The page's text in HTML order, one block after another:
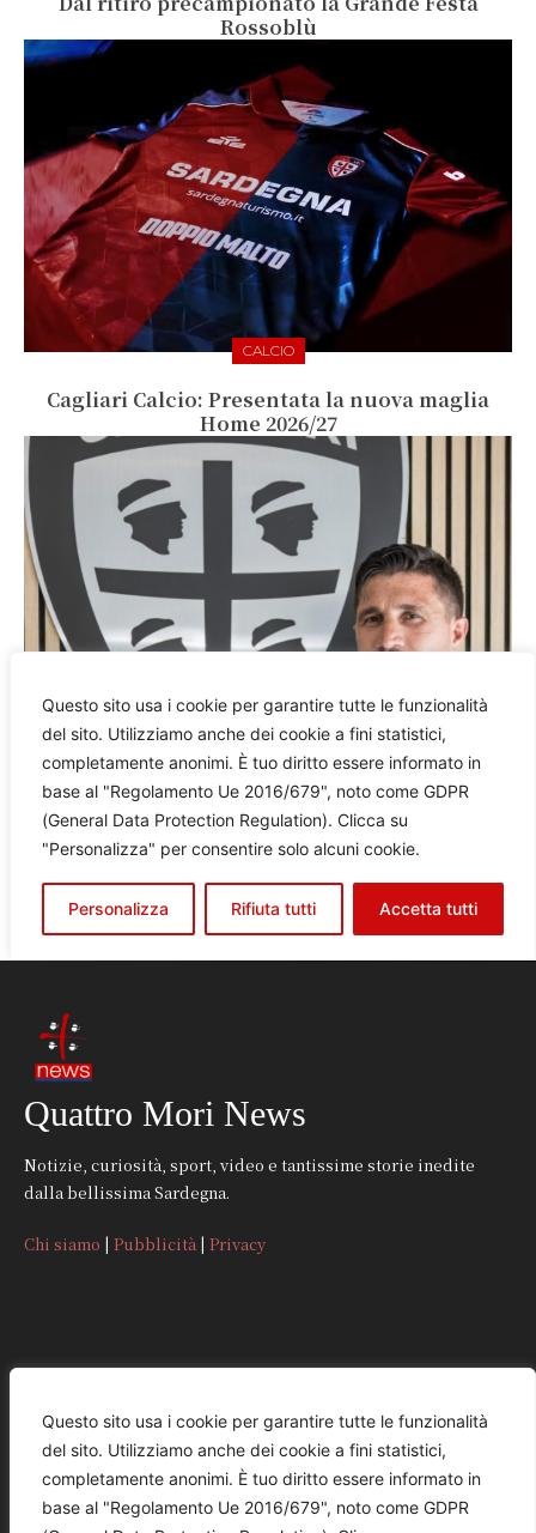
Questo sito usa i cookie per garantire tutte le funzionalità
del sito. Utilizziamo anche dei cookie a fini statistici,
completamente anonimi. È tuo diritto essere informato in
base al "Regolamento Ue 2016/679", noto come GDPR
Quattro Mori News
Notizie, curiosità, sport, video e tantissime storie inedite
dalla bellissima Sardegna.
Chi siamo | Pubblicità | Privacy
CONTATTI
REDAZIONE
redazione@quattromorinews.it